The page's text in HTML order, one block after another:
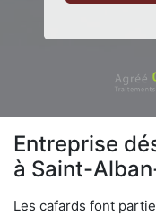
Entreprise
à Saint-
Les cafards font